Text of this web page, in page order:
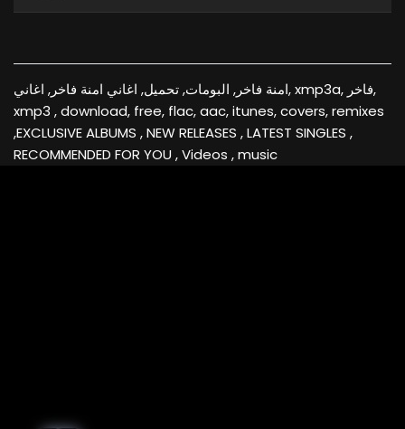
امنة فاخر, البومات, تحميل, اغاني امنة فاخر, اغاني, xmp3a, فاخر,
xmp3 , download, free, flac, aac, itunes, covers, remixes
,EXCLUSIVE ALBUMS , NEW RELEASES , LATEST SINGLES ,
RECOMMENDED FOR YOU , Videos , music